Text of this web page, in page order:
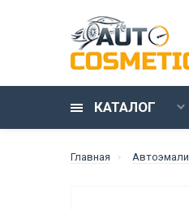
КАТАЛОГ
Главная Автоэмали